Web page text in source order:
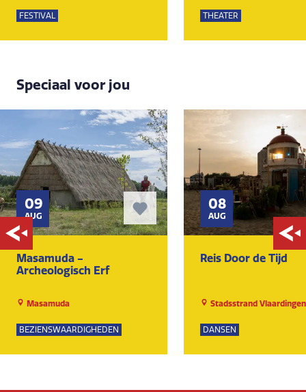
FESTIVAL THEATER
Speciaal voor jou
09
AUG
Masamuda -
Archeologisch Erf
Masamuda
BEZIENSWAARDIGHEDEN
08
AUG
Reis Door de Tijd
Stadsstrand Vlaardingen
DANSEN